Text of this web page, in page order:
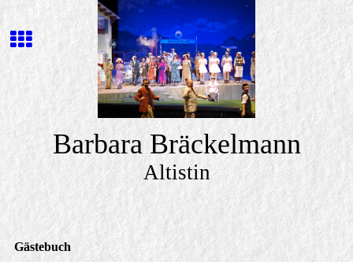
Barbara Bräckelmann
Altistin
Gästebuch